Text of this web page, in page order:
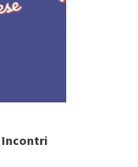
Incontri